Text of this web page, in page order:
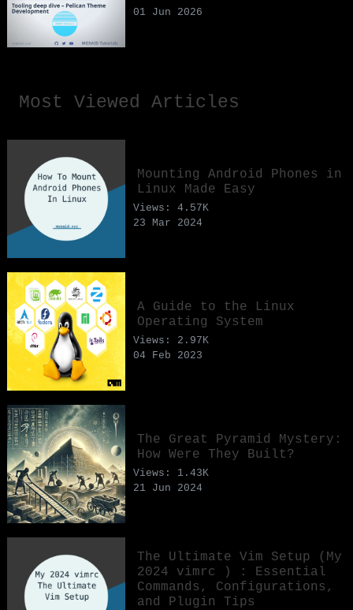
01 Jun 2026
Most Viewed Articles
Mounting Android Phones in
Linux Made Easy
Views: 4.57K
23 Mar 2024
A Guide to the Linux
Operating System
Views: 2.97K
04 Feb 2023
The Great Pyramid Mystery:
How Were They Built?
Views: 1.43K
21 Jun 2024
The Ultimate Vim Setup (My
2024 vimrc ) : Essential
Commands, Configurations,
and Plugin Tips